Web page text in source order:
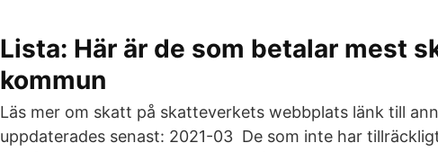
Lista: Här är de som betalar mest
kommun
Läs mer om skatt på skatteverkets webbplats länk till
uppdaterades senast: 2021-03 De som inte har